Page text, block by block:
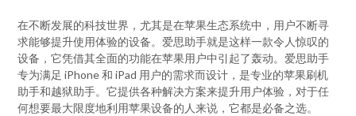
在不断发展的科技世界，尤其是在苹果生态系统中，用户不断寻
求能够提升使用体验的设备。爱思助手就是这样一款令人惊叹的
设备，它凭借其全面的功能在苹果用户中引起了轰动。爱思助手
专为满足 iPhone 和 iPad 用户的需求而设计，是专业的苹果刷机
助手和越狱助手。它提供各种解决方案来提升用户体验，对于任
何想要最大限度地利用苹果设备的人来说，它都是必备之选。